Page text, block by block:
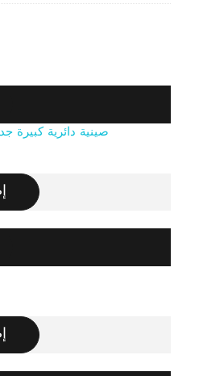
صينية دائرية كبيرة